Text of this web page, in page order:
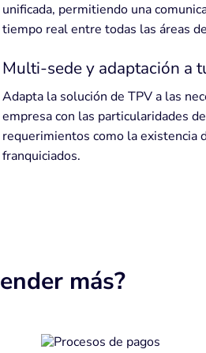
unificada, permitiendo una
tiempo real entre todas las áreas
Multi-sede y adaptación a
Adapta la solución de TPV a las
empresa con las particularidades
requerimientos como la existencia
franquiciados.
más?